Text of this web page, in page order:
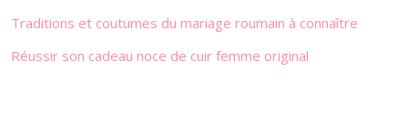
Traditions et coutumes du mariage roumain à connaître
Réussir son cadeau noce de cuir femme original